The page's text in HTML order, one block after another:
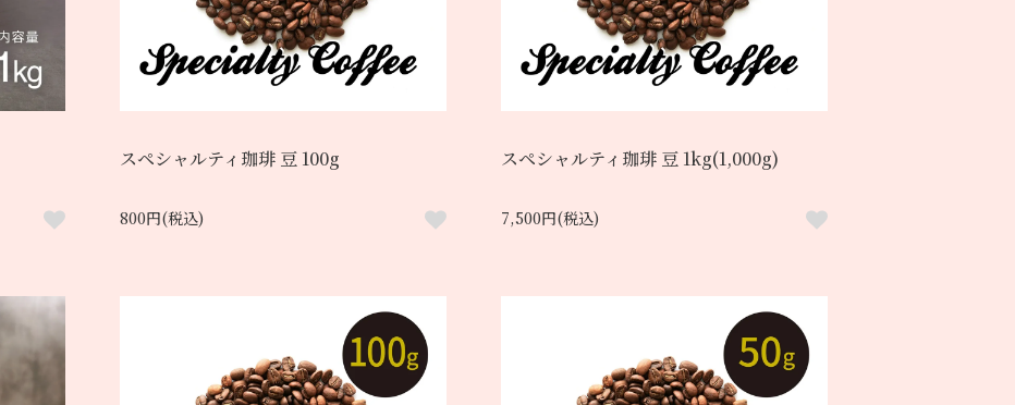
スペシャルティ珈琲 豆 100g
800円(税込)
スペシャルティ珈琲 豆 1kg(1,000g)
7,500円(税込)